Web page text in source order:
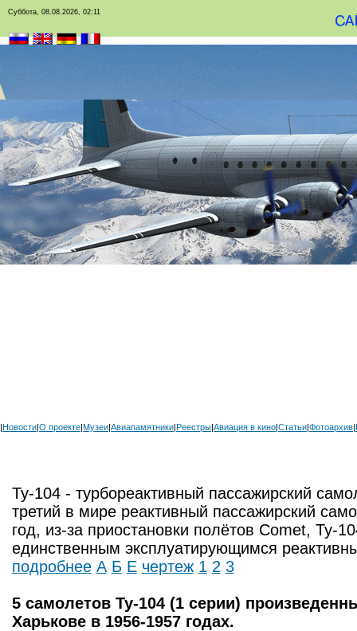
Суббота, 08.08.2026, 02:11
|Новости|О проекте|Музеи|Авиапамятники|Реестры|Авиация в кино|Статьи|Фотоархив|
Ту-104 - турбореактивный пассажирский
третий в мире реактивный пассажирский
год, из-за приостановки полётов Comet, Ту-
единственным эксплуатирующимся
подробнее А Б Е чертеж 1 2 3
5 самолетов Ту-104 (1 серии)
Харькове в 1956-1957 годах.